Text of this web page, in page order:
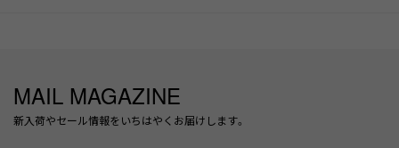
MAIL MAGAZINE
新入荷やセール情報をいちはやくお届けします。